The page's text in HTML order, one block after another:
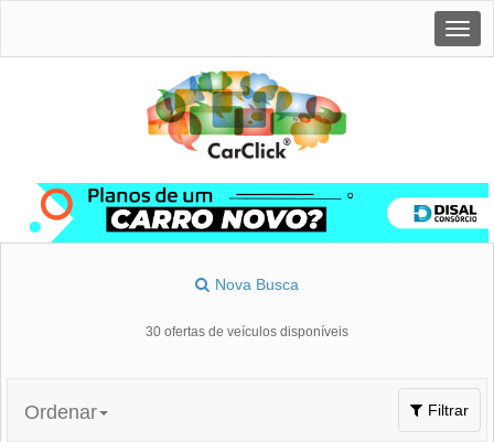
Nova Busca
30 ofertas de veículos disponíveis
Toggle
navigation
Filtrar
Ordenar